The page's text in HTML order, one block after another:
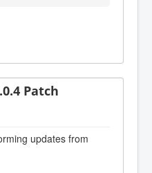
Patch
updates from